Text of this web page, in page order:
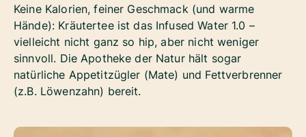
Keine Kalorien, feiner Geschmack (und warme
Hände): Kräutertee ist das Infused Water 1.0 –
vielleicht nicht ganz so hip, aber nicht weniger
sinnvoll. Die Apotheke der Natur hält sogar
natürliche Appetitzügler (Mate) und Fettverbrenner
(z.B. Löwenzahn) bereit.